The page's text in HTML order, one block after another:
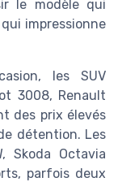
le modèle qui
impressionne
les SUV
3008, Renault
des prix élevés
détention. Les
Skoda Octavia
parfois deux